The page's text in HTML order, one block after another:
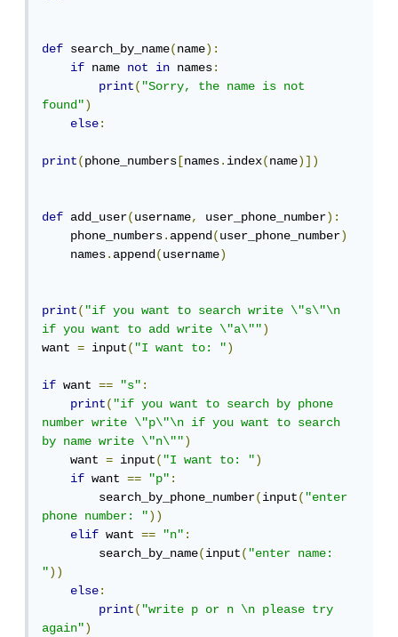
def search_by_name(name):
if name not in names:
print("Sorry, the name is not
found")
else:
print(phone_numbers [names.index(name)])
def add_user(username, user_phone_number):
    phone_numbers
.append(user_phone_number)
    names
.append(username)
print("if you want to search write \"s\"\n
if you want to add write \"a\"")
want = input("I want to: ")
if want == "s":
print("if you want to search by phone
number write \"p\"\n if you want to search
by name write \"n\"")
    want
= input("I want to: ")
if want == "p":
        search_by_phone_number
(input("enter
phone number: "))
elif want == "n":
        search_by_name
(input("enter name:
"))
else:
print("write p or n \n please try
again")